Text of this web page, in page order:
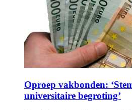
Oproep vakbonden:
universitaire begroting’